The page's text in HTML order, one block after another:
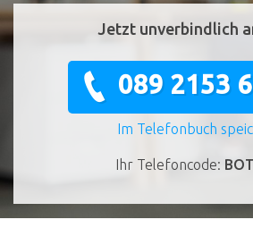
Jetzt unverbindlich
089 2153
Im Telefonbuch
Ihr Telefoncode: